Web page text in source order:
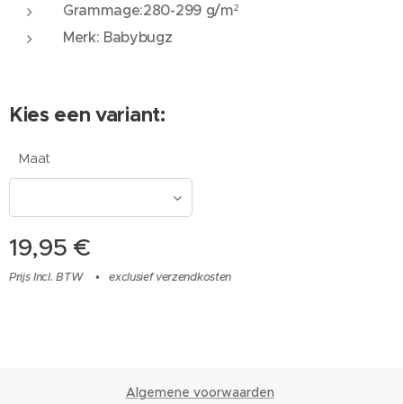
Grammage:280-299 g/m²
Merk: Babybugz
Kies een variant:
Maat
19,95 €
Prijs Incl. BTW exclusief verzendkosten
Algemene voorwaarden